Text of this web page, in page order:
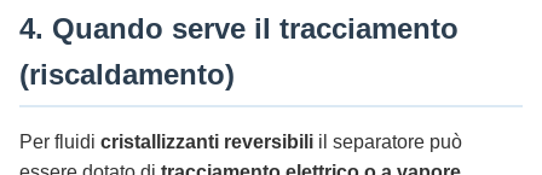
4. Quando serve il tracciamento
(riscaldamento)
Per fluidi cristallizzanti reversibili il separatore può